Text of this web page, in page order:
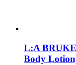
L:A
Body